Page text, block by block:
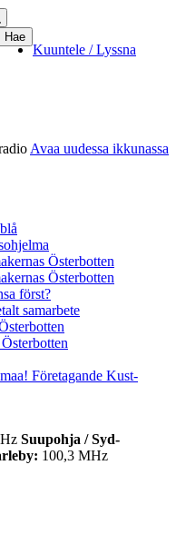
Kuuntele / Lyssna
Avaa uudessa ikkunassa
Österbotten
Österbotten
först?
samarbete
Företagande Kust-
Suupohja / Syd-
100,3 MHz